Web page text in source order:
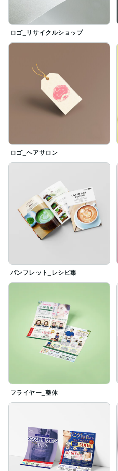
ロゴ_リサイクルショップ
ロゴ_ヘアサロン
パンフレット_レシピ集
フライヤー_整体